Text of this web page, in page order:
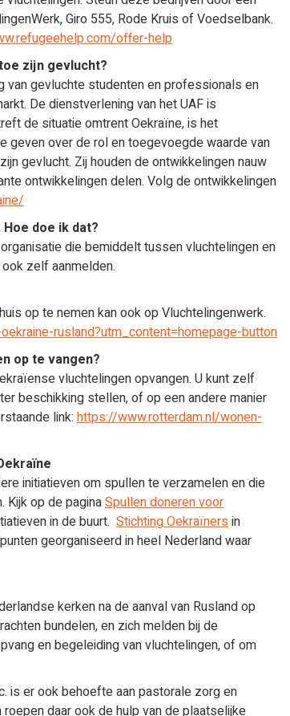
Giro 555, Rode Kruis of Voedselbank.
offer-help
zijn gevlucht?
van gevluchte studenten en professionals en
De dienstverlening van het UAF is
de situatie omtrent Oekraïne, is het
geven over de rol en toegevoegde waarde van
gevlucht. Zij houden de ontwikkelingen nauw
ontwikkelingen delen. Volg de ontwikkelingen
doe ik dat?
die bemiddelt tussen vluchtelingen en
zelf aanmelden.
op te nemen kan ook op Vluchtelingenwerk.
rusland?utm_content=homepage-button
op te vangen?
vluchtelingen opvangen. U kunt zelf
beschikking stellen, of op een andere manier
link: https://www.rotterdam.nl/wonen-
initiatieven om spullen te verzamelen en die
Kijk op de paginaSpullen doneren voor
in de buurt. Stichting Oekraïnersin
georganiseerd in heel Nederland waar
kerken na de aanval van Rusland op
bundelen, en zich melden bij de
en begeleiding van vluchtelingen, of om
is er ook behoefte aan pastorale zorg en
daar ook de hulp van de plaatselijke